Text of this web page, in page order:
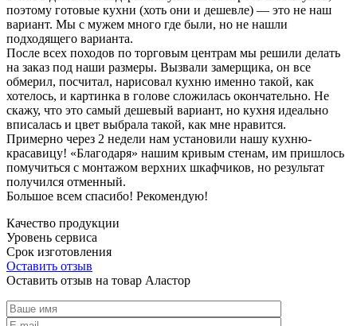
поэтому готовые кухни (хоть они и дешевле) — это не наш
вариант. Мы с мужем много где были, но не нашли
подходящего варианта.
После всех походов по торговым центрам мы решили делать
на заказ под наши размеры. Вызвали замерщика, он все
обмерил, посчитал, нарисовал кухню именно такой, как
хотелось, и картинка в голове сложилась окончательно. Не
скажу, что это самый дешевый вариант, но кухня идеально
вписалась и цвет выбрала такой, как мне нравится.
Примерно через 2 недели нам установили нашу кухню-
красавицу! «Благодаря» нашим кривым стенам, им пришлось
помучиться с монтажом верхних шкафчиков, но результат
получился отменный.
Большое всем спасибо! Рекомендую!
Качество продукции
Уровень сервиса
Срок изготовления
Оставить отзыв
Оставить отзыв на товар Аластор